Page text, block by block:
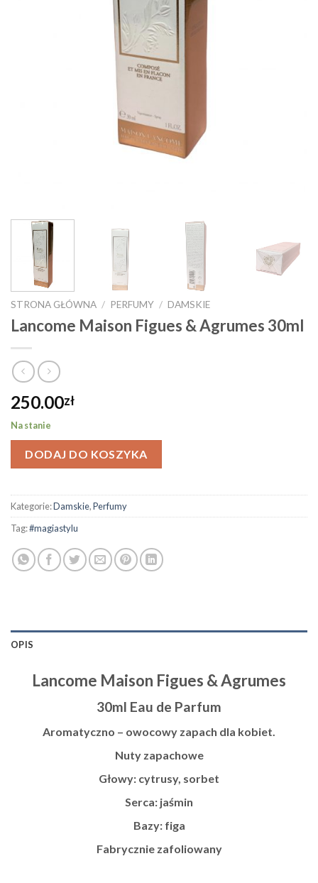
STRONA GŁÓWNA / PERFUMY / DAMSKIE
Lancome Maison Figues & Agrumes 30ml
250.00zł
Na stanie
DODAJ DO KOSZYKA
Kategorie:Damskie,Perfumy
Tag:#magiastylu
OPIS
Lancome Maison Figues & Agrumes
30ml Eau de Parfum
Aromatyczno – owocowy zapach dla kobiet.
Nuty zapachowe
Głowy: cytrusy, sorbet
Serca: jaśmin
Bazy: figa
Fabrycznie zafoliowany